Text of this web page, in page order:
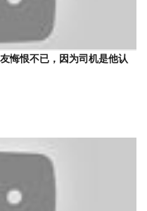
悔恨不已，因为司机是他认